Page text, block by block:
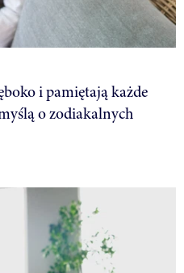
i pamiętają każde
o zodiakalnych